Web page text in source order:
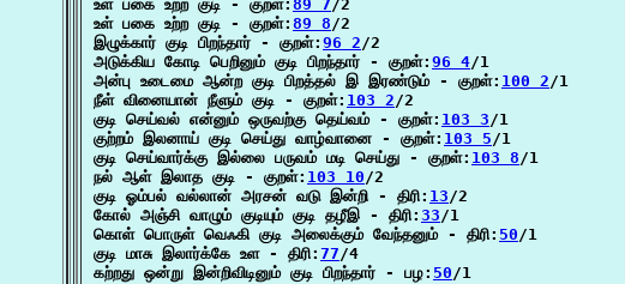
உள் பகை உற்ற குடி - குறள்: 89 7/2
உள் பகை உற்ற குடி - குறள்: 89 8/2
இழுக்கார் குடி பிறந்தார் - குறள்: 96 2/2
அடுக்கிய கோடி பெறினும் குடி பிறந்தார் - குறள்: 96 4/1
அன்பு உடைமை ஆன்ற குடி பிறத்தல் இ இரண்டும் - குறள்: 100 2/1
நீள் வினையான் நீளும் குடி - குறள்: 103 2/2
குடி செய்வல் என்னும் ஒருவற்கு தெய்வம் - குறள்: 103 3/1
குற்றம் இலனாய் குடி செய்து வாழ்வானை - குறள்: 103 5/1
குடி செய்வார்க்கு இல்லை பருவம் மடி செய்து - குறள்: 103 8/1
நல் ஆள் இலாத குடி - குறள்: 103 10/2
குடி ஓம்பல் வல்லான் அரசன் வடு இன்றி - திரி: 13/2
கோல் அஞ்சி வாழும் குடியும் குடி தழீஇ - திரி: 33/1
கொள் பொருள் வெஃகி குடி அலைக்கும் வேந்தனும் - திரி: 50/1
குடி மாசு இலார்க்கே உள - திரி: 77/4
கற்றது ஒன்று இன்றிவிடினும் குடி பிறந்தார் - பழ: 50/1